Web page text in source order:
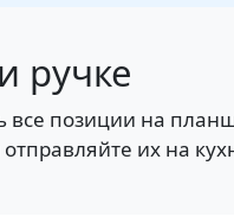
ручке
все позиции на
их на